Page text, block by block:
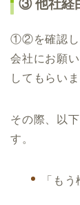
③ 他社経
①②を確認し
会社にお願
してもらいま
その際、以
す。
「も